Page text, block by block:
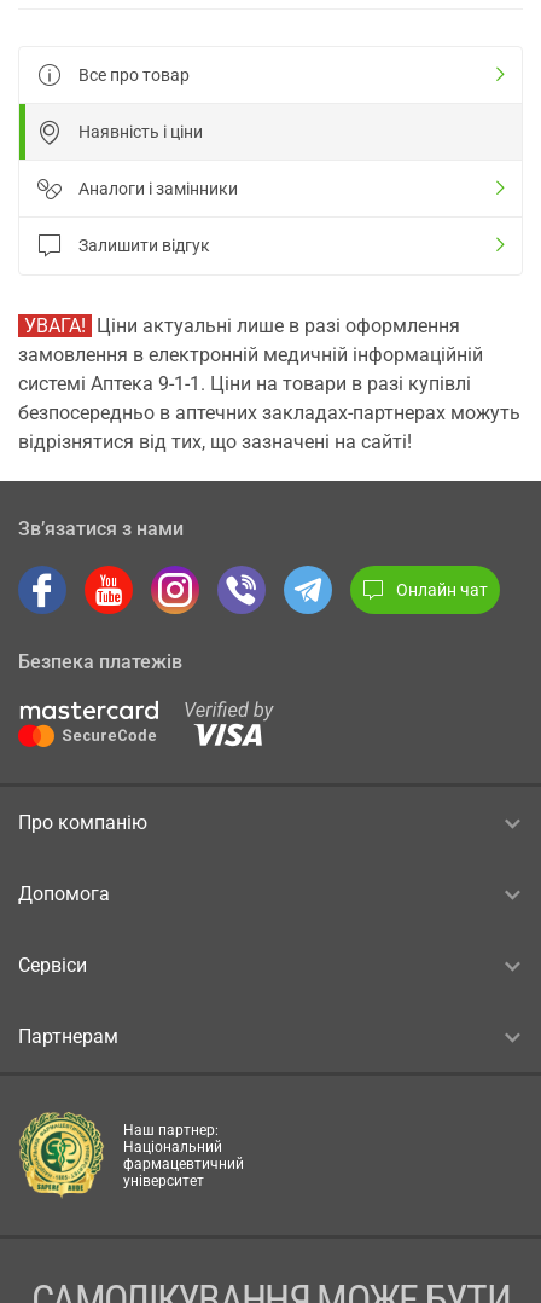
Все про товар
Наявність і ціни
Аналоги і замінники
Залишити відгук
УВАГА! Ціни актуальні лише в разі оформлення
замовлення в електронній медичній інформаційній
системі Аптека 9-1-1. Ціни на товари в разі купівлі
безпосередньо в аптечних закладах-партнерах можуть
відрізнятися від тих, що зазначені на сайті!
Зв’язатися з нами
Онлайн чат
Безпека платежів
Про компанію
Допомога
Сервіси
Партнерам
Наш партнер:
Національний
фармацевтичний
університет